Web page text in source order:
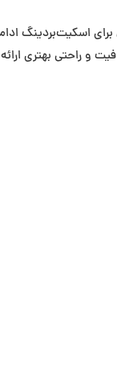
برای
بهتری ارائه